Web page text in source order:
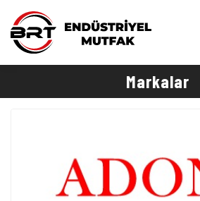
Markalar